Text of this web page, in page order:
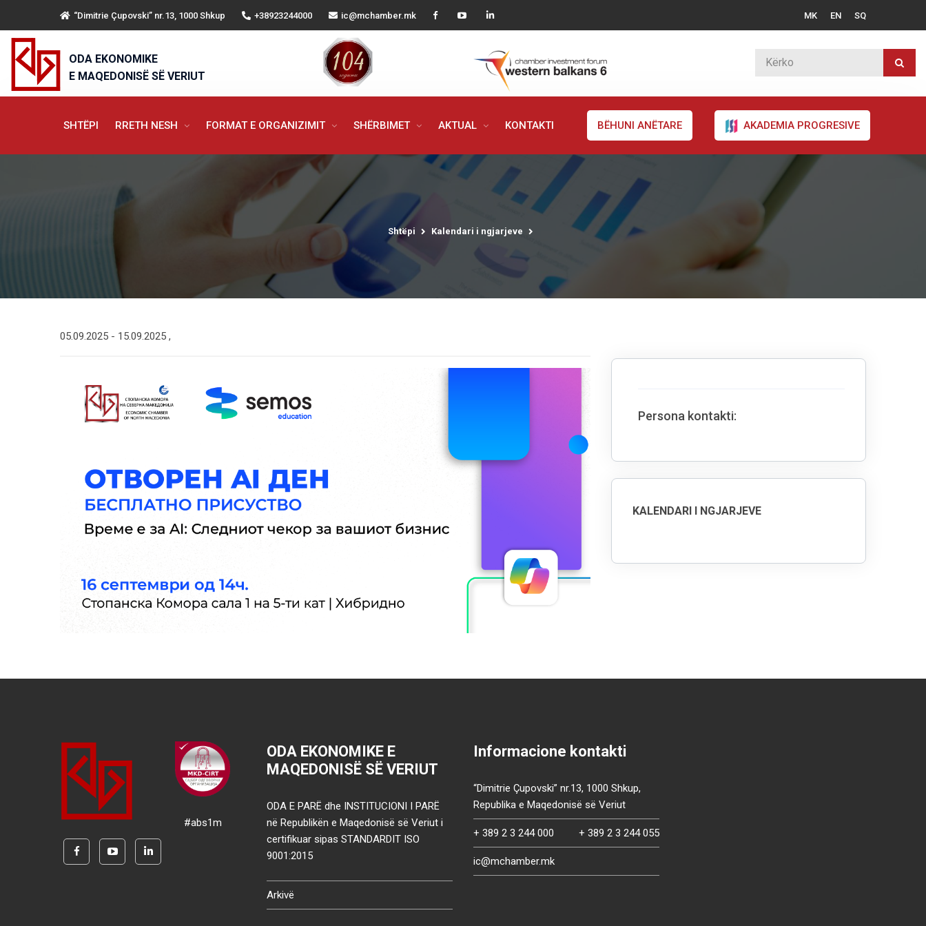
“Dimitrie Çupovski” nr.13, 1000 Shkup +38923244000 ic@mchamber.mk MK EN SQ
ODA EKONOMIKE
E MAQEDONISË SË VERIUT
SHTËPI RRETH NESH FORMAT E ORGANIZIMIT SHËRBIMET AKTUAL KONTAKTI BËHUNI ANËTARE AKADEMIA PROGRESIVE
Shtëpi Kalendari i ngjarjeve
05.09.2025 - 15.09.2025 ,
Persona kontakti:
KALENDARI I NGJARJEVE
#abs1m
ODA EKONOMIKE E
MAQEDONISË SË VERIUT
ODA E PARË dhe INSTITUCIONI I PARË
në Republikën e Maqedonisë së Veriut i
certifikuar sipas STANDARDIT ISO
9001:2015
Arkivë
Informacione kontakti
“Dimitrie Çupovski” nr.13, 1000 Shkup,
Republika e Maqedonisë së Veriut
+ 389 2 3 244 000 + 389 2 3 244 055
ic@mchamber.mk